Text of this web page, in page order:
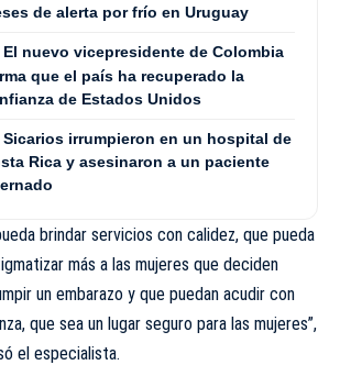
de alerta por frío en Uruguay
El nuevo vicepresidente de Colombia
que el país ha recuperado la
de Estados Unidos
Sicarios irrumpieron en un hospital de
Rica y asesinaron a un paciente
brindar servicios con calidez, que pueda
más a las mujeres que deciden
un embarazo y que puedan acudir con
que sea un lugar seguro para las mujeres”,
el especialista.